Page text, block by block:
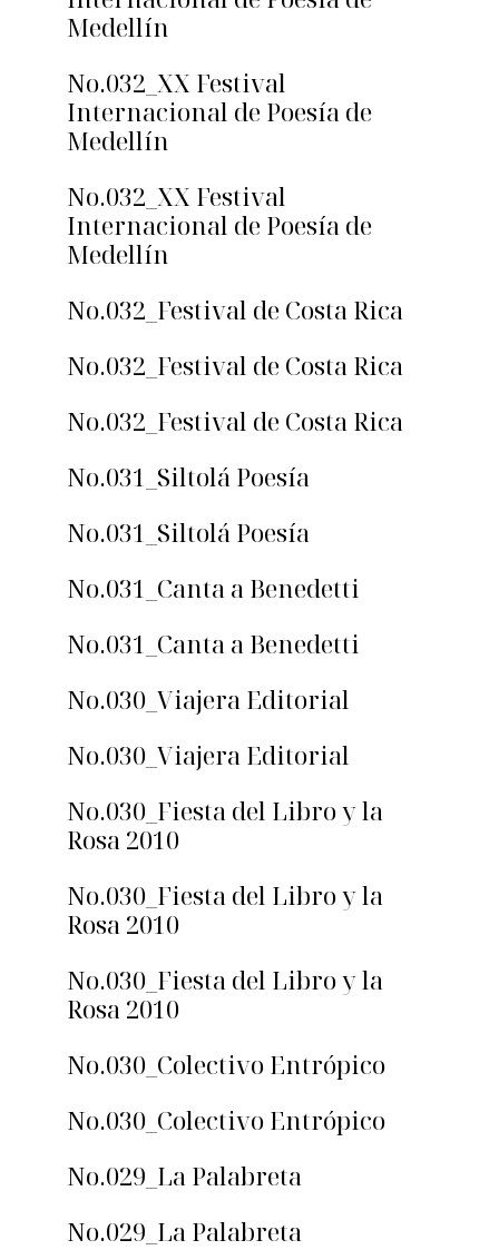
Medellín
No.032_XX Festival
Internacional de Poesía de
Medellín
No.032_XX Festival
Internacional de Poesía de
Medellín
No.032_Festival de Costa Rica
No.032_Festival de Costa Rica
No.032_Festival de Costa Rica
No.031_Siltolá Poesía
No.031_Siltolá Poesía
No.031_Canta a Benedetti
No.031_Canta a Benedetti
No.030_Viajera Editorial
No.030_Viajera Editorial
No.030_Fiesta del Libro y la
Rosa 2010
No.030_Fiesta del Libro y la
Rosa 2010
No.030_Fiesta del Libro y la
Rosa 2010
No.030_Colectivo Entrópico
No.030_Colectivo Entrópico
No.029_La Palabreta
No.029_La Palabreta